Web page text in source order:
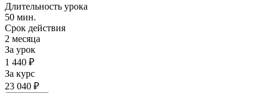
Длительность урока
50 мин.
Срок действия
2 месяца
За урок
1 440 ₽
За курс
23 040 ₽